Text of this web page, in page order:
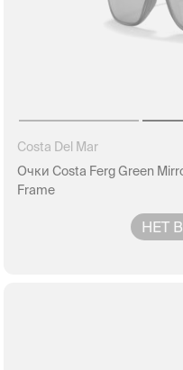
Costa Del Mar
Очки Costa Ferg Green
Frame
НЕТ